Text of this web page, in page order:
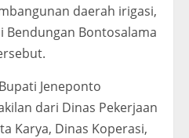
daerah irigasi,
Bontosalama
Jeneponto
dari Dinas Pekerjaan
Karya, Dinas Koperasi,